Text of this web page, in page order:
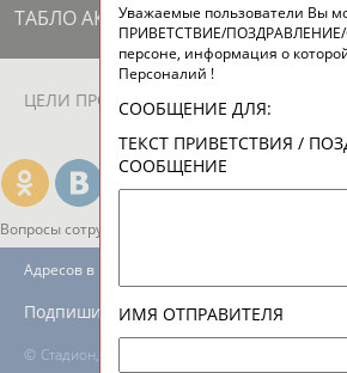
ТАБЛО АКТИВНОСТИ
ЦЕЛИ ПРОЕКТА КОНТАКТЫ
Вопросы сотрудничества и совместной
© Стадион, 1998-2026
Адресов в новостной рассылке: 996
Подпишись
Уважаемые пользователи Вы
ПРИВЕТСТВИЕ/
персоне, информация о
Персоналий !
СООБЩЕНИЕ ДЛЯ:
ТЕКСТ ПРИВЕТСТВИЯ /
СООБЩЕНИЕ
ИМЯ ОТПРАВИТЕЛЯ